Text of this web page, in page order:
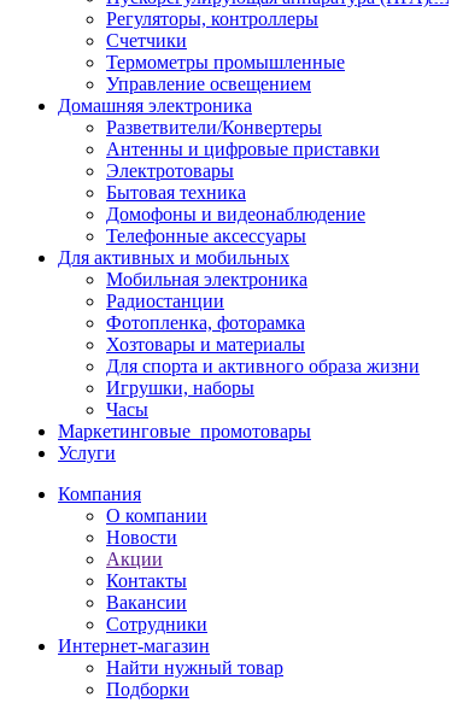
Регуляторы, контроллеры
Счетчики
Термометры промышленные
Управление освещением
Домашняя электроника
Разветвители/Конвертеры
Антенны и цифровые приставки
Электротовары
Бытовая техника
Домофоны и видеонаблюдение
Телефонные аксессуары
Для активных и мобильных
Мобильная электроника
Радиостанции
Фотопленка, фоторамка
Хозтовары и материалы
Для спорта и активного образа жизни
Игрушки, наборы
Часы
Маркетинговые_промотовары
Услуги
Компания
О компании
Новости
Акции
Контакты
Вакансии
Сотрудники
Интернет-магазин
Найти нужный товар
Подборки